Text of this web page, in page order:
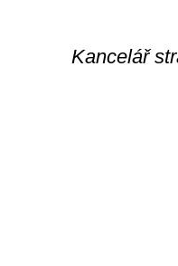
Kancelář